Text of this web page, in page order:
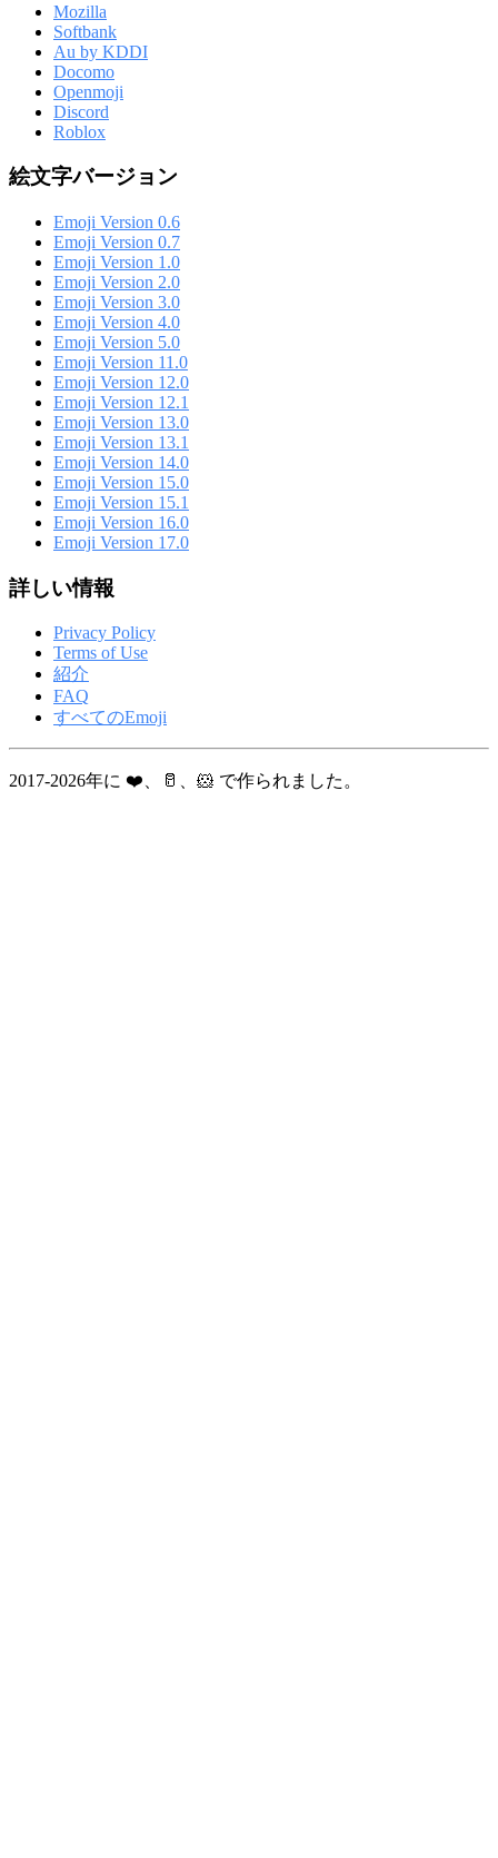
Mozilla
Softbank
Au by KDDI
Docomo
Openmoji
Discord
Roblox
絵文字バージョン
Emoji Version 0.6
Emoji Version 0.7
Emoji Version 1.0
Emoji Version 2.0
Emoji Version 3.0
Emoji Version 4.0
Emoji Version 5.0
Emoji Version 11.0
Emoji Version 12.0
Emoji Version 12.1
Emoji Version 13.0
Emoji Version 13.1
Emoji Version 14.0
Emoji Version 15.0
Emoji Version 15.1
Emoji Version 16.0
Emoji Version 17.0
詳しい情報
Privacy Policy
Terms of Use
紹介
FAQ
すべてのEmoji
2017-2026年に ❤️、🥛、🐹 で作られました。